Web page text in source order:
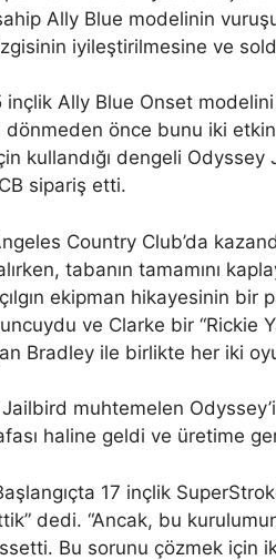
Ally Blue modelinin
iyileştirilmesine ve
Ally Blue Onset
dönmeden önce bunu iki
kullandığı dengeli
sipariş etti.
Country Club’da
tabanın tamamını
ekipman hikayesinin bir
ve Clarke bir “Rickie
Bradley ile birlikte her iki
muhtemelen
haline geldi ve üretime
17 inçlik
dedi. “Ancak, bu
Bu sorunu çözmek için